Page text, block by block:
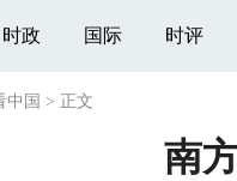
时政 国际 时评
中国 > 正文
南